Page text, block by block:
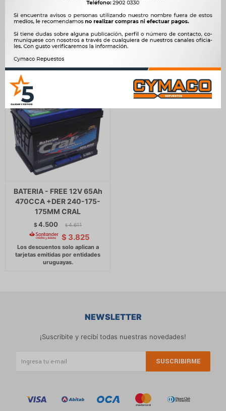
BOSCH 0399708099 -
$5.668 $ 5.808
4.818
$ 1.050 $ 1.076
893
BATERIA - FREE 12V 65Ah
470CCA +DER 240-175-
175MM CRAL
$4.500 $ 4.611
$ 3.825
NEWSLETTER
¡Suscribite y recibí todas nuestras novedades!
SUSCRIBIRME